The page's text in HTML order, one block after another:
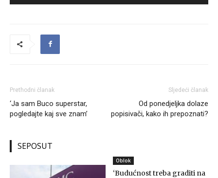
Prethodni članak
‘Ja sam Buco superstar,
pogledajte kaj sve znam’
Sljedeći članak
Od ponedjeljka dolaze
popisivači, kako ih prepoznati?
SEPOSUT
Oblok
‘Budućnost treba graditi na